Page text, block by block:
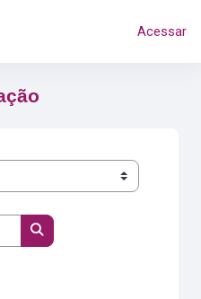
Acessar
Buscar cursos